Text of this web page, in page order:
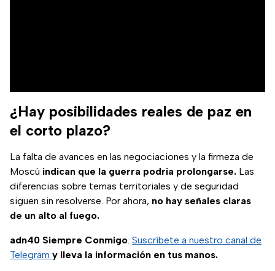
¿Hay posibilidades reales de paz en
el corto plazo?
La falta de avances en las negociaciones y la firmeza de
Moscú indican que la guerra podría prolongarse. Las
diferencias sobre temas territoriales y de seguridad
siguen sin resolverse. Por ahora, no hay señales claras
de un alto al fuego.
adn40 Siempre Conmigo Suscríbete a nuestro canal de
Telegram y lleva la información en tus manos.